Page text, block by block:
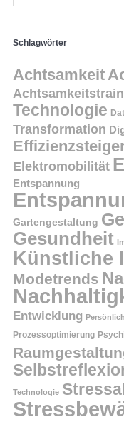
Schlagwörter
Achtsamkeit
Technologie
Transformation
Elektromobilität
Entspannung
Gartengestaltung
Gesundheit
Künstliche
Modetrends
Entwicklung
Prozessoptimierung
Technologie